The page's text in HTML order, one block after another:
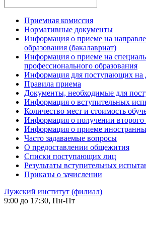
Приемная комиссия
Нормативные документы
Информация о приеме на
образования (бакалавриат)
Информация о приеме на
профессионального образования
Информация для поступающих на
Правила приема
Документы, необходимые для
Информация о вступительных
Количество мест и стоимость
Информация о получении второго
Информация о приеме
Часто задаваемые вопросы
О предоставлении общежития
Списки поступающих лиц
Результаты вступительных
Приказы о зачислении
Лужский институт (филиал)
9:00 до 17:30, Пн-Пт